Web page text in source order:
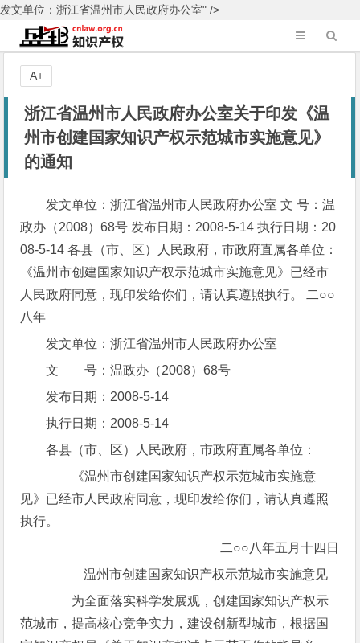
发文单位：浙江省温州市人民政府办公室" />
浙江省温州市人民政府办公室关于印发《温
州市创建国家知识产权示范城市实施意见》
的通知
发文单位：浙江省温州市人民政府办公室 文 号：温
政办（2008）68号 发布日期：2008-5-14 执行日期：20
08-5-14 各县（市、区）人民政府，市政府直属各单位：
《温州市创建国家知识产权示范城市实施意见》已经市
人民政府同意，现印发给你们，请认真遵照执行。 二○○
八年
发文单位：浙江省温州市人民政府办公室
文 号：温政办（2008）68号
发布日期：2008-5-14
执行日期：2008-5-14
各县（市、区）人民政府，市政府直属各单位：
《温州市创建国家知识产权示范城市实施意
见》已经市人民政府同意，现印发给你们，请认真遵照
执行。
二○○八年五月十四日
温州市创建国家知识产权示范城市实施意见
为全面落实科学发展观，创建国家知识产权示
范城市，提高核心竞争实力，建设创新型城市，根据国
A+